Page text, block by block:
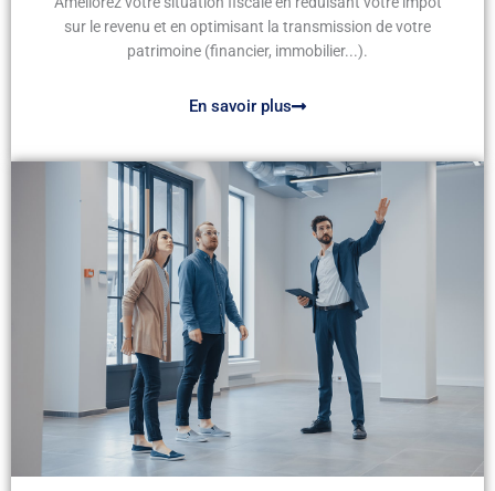
sur le revenu et en optimisant la transmission de votre
patrimoine (financier, immobilier...).
En savoir plus